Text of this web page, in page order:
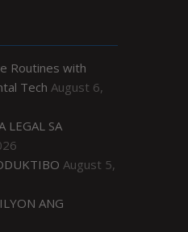
Routines with
Tech August 6,
LEGAL SA
August 5,
ANG